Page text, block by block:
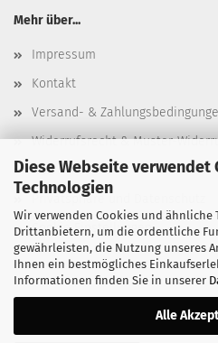
Diese Webseite verwendet
Technologien
Wir verwenden Cookies und ähnliche
Drittanbietern, um die ordentliche
gewährleisten, die Nutzung unseres
Ihnen ein bestmögliches
Informationen finden Sie in unserer
Alle
Mehr über...
Impressum
Kontakt
Versand- &
Widerrufsrecht & Muster-
AGB
Privatsphäre und Datenschutz
Cookie Einstellungen